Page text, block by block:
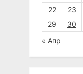
22
23
29
30
« Апр